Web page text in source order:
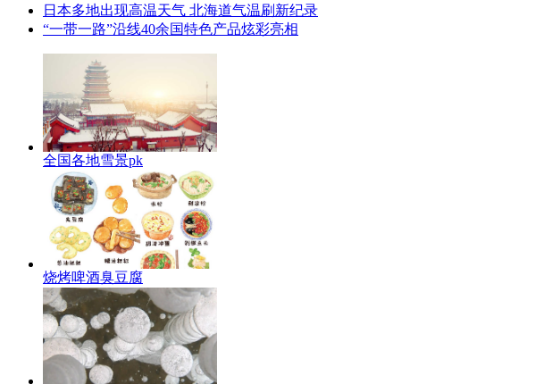
日本多地出现高温天气 北海道气温刷新纪录
“一带一路”沿线40余国特色产品炫彩亮相
全国各地雪景pk
烧烤啤酒臭豆腐